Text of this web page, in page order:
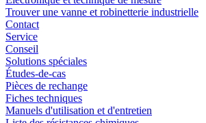
Trouver une vanne et robinetterie industrielle
Contact
Service
Conseil
Solutions spéciales
Études-de-cas
Pièces de rechange
Fiches techniques
Manuels d'utilisation et d'entretien